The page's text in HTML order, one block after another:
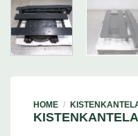
HOME /